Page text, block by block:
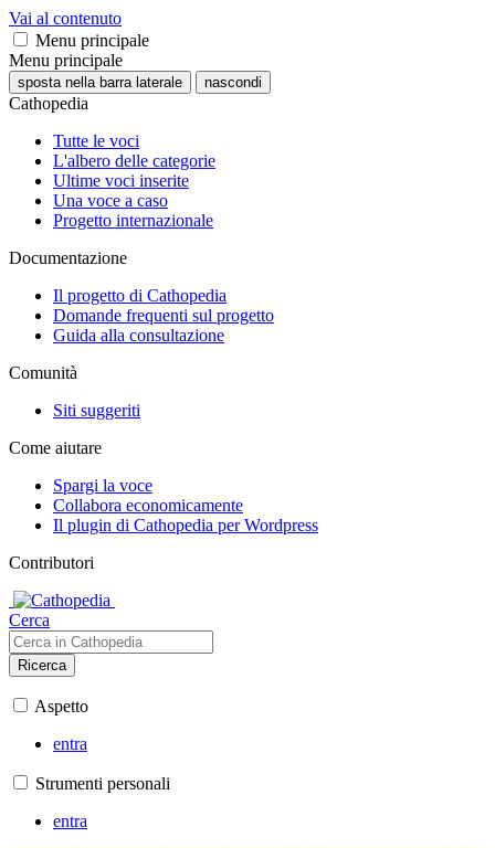
Vai al contenuto
Menu principale
Menu principale
sposta nella barra laterale nascondi
Cathopedia
Tutte le voci
L'albero delle categorie
Ultime voci inserite
Una voce a caso
Progetto internazionale
Documentazione
Il progetto di Cathopedia
Domande frequenti sul progetto
Guida alla consultazione
Comunità
Siti suggeriti
Come aiutare
Spargi la voce
Collabora economicamente
Il plugin di Cathopedia per Wordpress
Contributori
Cerca
Ricerca
Aspetto
entra
Strumenti personali
entra